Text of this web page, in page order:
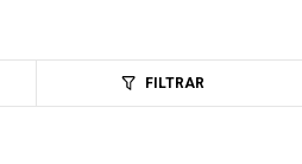
FILTRAR